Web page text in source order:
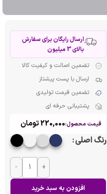
ارسال رایگان برای سفارش
بالای 3 میلیون
تضمین اصالت و کیفیت کالا
ارسال با پست پیشتاز
تضمین قیمت تولیدی
پشتیبانی حرفه ای
قیمت محصول:220,000تومان
رنگ اصلی
- +
افزودن به سبد خرید